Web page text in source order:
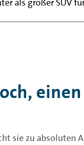
als großer SUV
sie zu absoluten